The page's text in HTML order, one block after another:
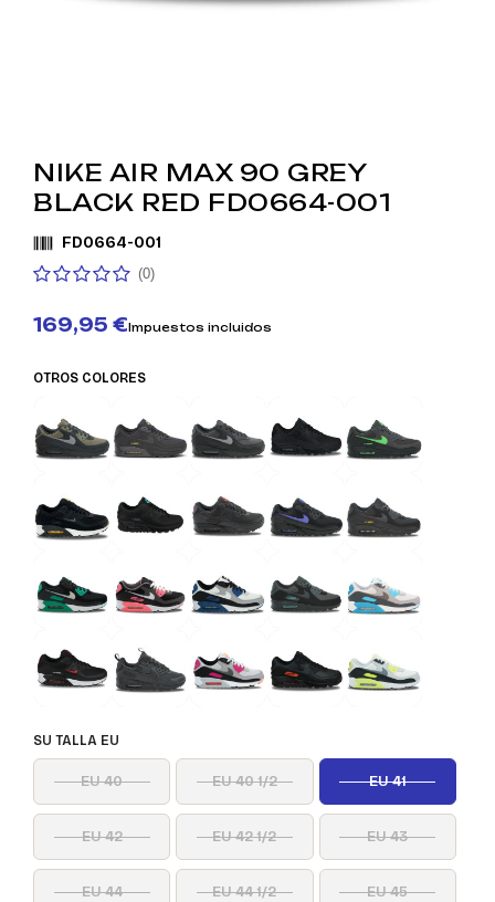
NIKE AIR MAX 90 GREY
BLACK RED FD0664-001
FD0664-001
(0)
169,95 €Impuestos incluidos
OTROS COLORES
SU TALLA EU
EU 40 EU 40 1/2 EU 41
EU 42 EU 42 1/2 EU 43
EU 44 EU 44 1/2 EU 45